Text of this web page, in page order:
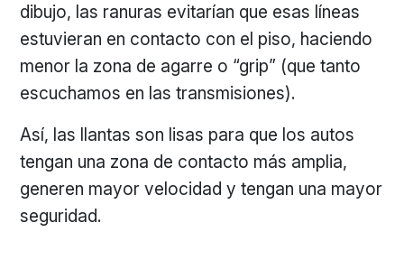
dibujo, las ranuras evitarían que esas líneas
estuvieran en contacto con el piso, haciendo
menor la zona de agarre o “grip” (que tanto
escuchamos en las transmisiones).
Así, las llantas son lisas para que los autos
tengan una zona de contacto más amplia,
generen mayor velocidad y tengan una mayor
seguridad.